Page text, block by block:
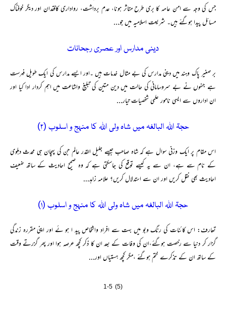
جس کی وجہ سے امن عامہ کا بری طرح متاثر ہونا، عدم برداشت، رواداری کافقدان اور دیگر خوفناک
مسائل پیدا ہوگئے ہیں۔ شریعت اسلامیہ میں جو...
دینی مدارس اور عصری رجحانات
بر صغیر پاک وہند میں دینی مدارس کی بے مثال خدمات ہیں ۔اور ایسے مدارس کی ایک طویل فہرست
ہے جنہوں نے بے سروسامانی کی حالت میں دین متین کی تبلیغ واشاعت میں اہم کردار ادا کیا اور
ان اداروں سے ایسی نامور علمی شخصیات تیار...
حجۃ اللہ البالغہ میں شاہ ولی اللہ کا منہج و اسلوب (۲)
اس مقام پر ایک وزنی سوال ہے کہ شاہ صاحب جیسے جلیل القدر عالم جن کی پہچان ہی محدث دہلوی
کے نام سے ہے، ان سے یہ کیسے توقع کی جاسکتی ہے کہ وہ صحیح احادیث کے ساتھ ضعیف
احادیث بھی نقل کریں اور ان سے استدلال کریں؟ علامہ زاہد...
حجۃ اللہ البالغہ میں شاہ ولی اللہ کا منہج و اسلوب (۱)
تعارف: اس کائنات کی رنگ وبو میں بہت سے افراد واشخاص پید ا ہو ئے اور اپنی مقررہ زندگی
گزار کر دنیا سے رخصت ہوگئے،ان کی وفات کے بعد ان کا ذکر کچھ عرصہ ہوا اور پھر گزرتے وقت
کے ساتھ ان کے تذکرے ختم ہوگئے ،مگر کچھ ہستیاں اور...
1-5 (5)